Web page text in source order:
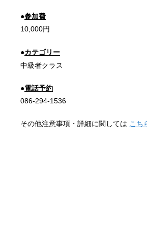
●参加費
10,000円
●カテゴリー
中級者クラス
●電話予約
086-294-1536
その他注意事項・詳細に関しては こち